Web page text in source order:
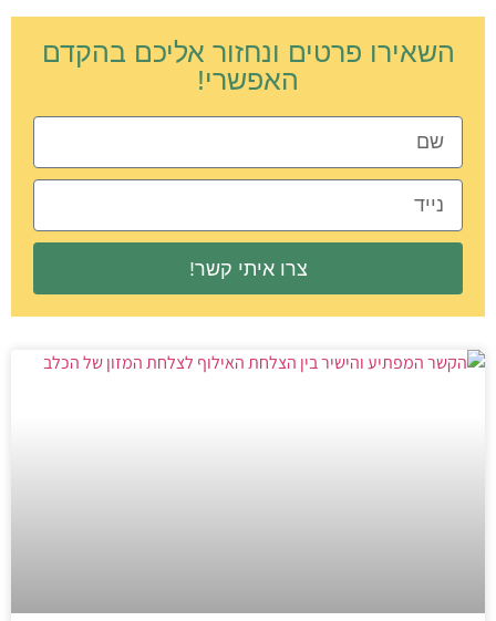
השאירו פרטים ונחזור אליכם בהקדם
האפשרי!
צרו איתי קשר!